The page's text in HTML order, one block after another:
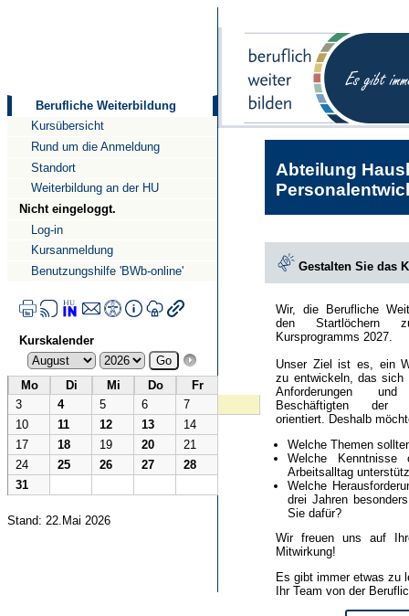
Berufliche Weiterbildung
Kursübersicht
Rund um die Anmeldung
Standort
Weiterbildung an der HU
Nicht eingeloggt.
Log-in
Kursanmeldung
Benutzungshilfe 'BWb-online'
Kurskalender
Mo Di Mi Do
Fr
3
4 5 6
7
10
11 12 13
14
17
18 19 20
21
24
25 26 27
28
31
Stand: 22.Mai 2026
Abteilung
Gestalten Sie das
Wir, die Berufliche
den Startlöchern
Kursprogramms 2027.
Unser Ziel ist es, ein
zu entwickeln, das sich
Anforderungen
Beschäftigten der
orientiert. Deshalb
Welche Themen
Welche
Arbeitsalltag
Welche
drei Jahren
Sie dafür?
Wir freuen uns auf
Mitwirkung!
Es gibt immer etwas zu
Ihr Team von der